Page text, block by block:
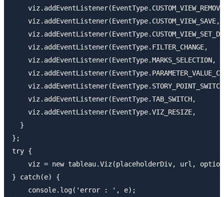
viz.addEventListener(EventType.FILTER_CHANGE,
viz.addEventListener(EventType.MARKS_SELECTION,
viz.addEventListener(EventType.TAB_SWITCH,
viz.addEventListener(EventType.VIZ_RESIZE,
  }
};
try {
viz = new tableau.Viz(placeholderDiv, url,
} catch(e) {
    console.log('error : ', e);